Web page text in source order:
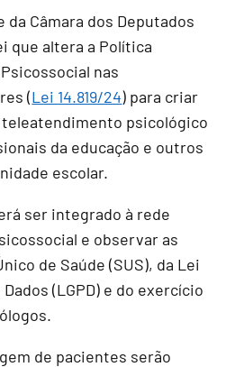
da Câmara dos Deputados
que altera a Política
nas
(Lei 14.819/24) para criar
psicológico
da educação e outros
escolar.
ser integrado à rede
e observar as
de Saúde (SUS), da Lei
(LGPD) e do exercício
de pacientes serão